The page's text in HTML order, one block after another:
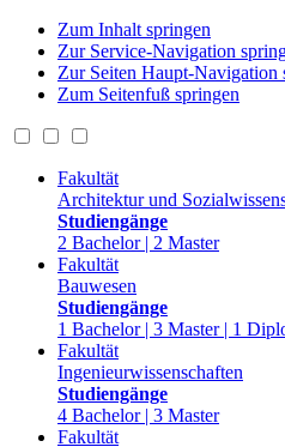
Zum Inhalt springen
Zur Service-Navigation
Zur Seiten Haupt-Navigation
Zum Seitenfuß springen
Fakultät
Architektur und
Studiengänge
2 Bachelor | 2 Master
Fakultät
Bauwesen
Studiengänge
1 Bachelor | 3 Master | 1
Fakultät
Ingenieurwissenschaften
Studiengänge
4 Bachelor | 3 Master
Fakultät